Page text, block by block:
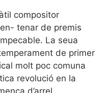
compositor
tenar de premis
La seua
de primer
molt poc comuna
revolució en la
d’arrel.